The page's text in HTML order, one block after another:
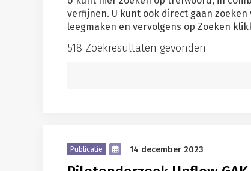
verfijnen. U kunt ook direct gaan
leegmaken en vervolgens op Zoeken
518 Zoekresultaten gevonden
Publicatie 14 december 2023